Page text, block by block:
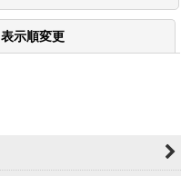
表示順変更